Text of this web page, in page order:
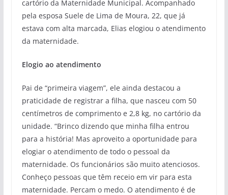
cartório da Maternidade Municipal. Acompanhado
pela esposa Suele de Lima de Moura, 22, que já
estava com alta marcada, Elias elogiou o atendimento
da maternidade.
Elogio ao atendimento
Pai de “primeira viagem”, ele ainda destacou a
praticidade de registrar a filha, que nasceu com 50
centímetros de comprimento e 2,8 kg, no cartório da
unidade. “Brinco dizendo que minha filha entrou
para a história! Mas aproveito a oportunidade para
elogiar o atendimento de todo o pessoal da
maternidade. Os funcionários são muito atenciosos.
Conheço pessoas que têm receio em vir para esta
maternidade. Percam o medo. O atendimento é de